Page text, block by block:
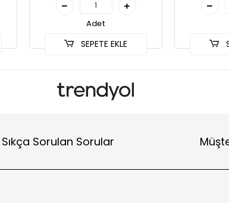
Adet
SEPETE EKLE
Sıkça Sorulan Sorular